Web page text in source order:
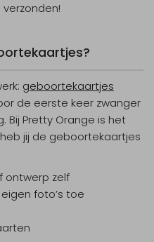
geboortekaartjes
de eerste keer zwanger
Bij Pretty Orange is het
jij de geboortekaartjes
ontwerp zelf
foto’s toe